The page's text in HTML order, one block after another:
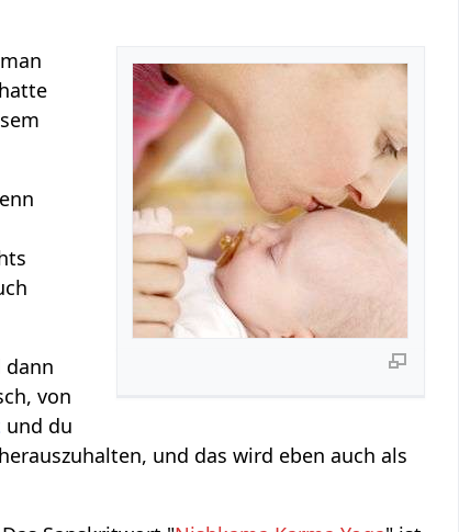
dann
von
und du
herauszuhalten, und das wird eben auch als